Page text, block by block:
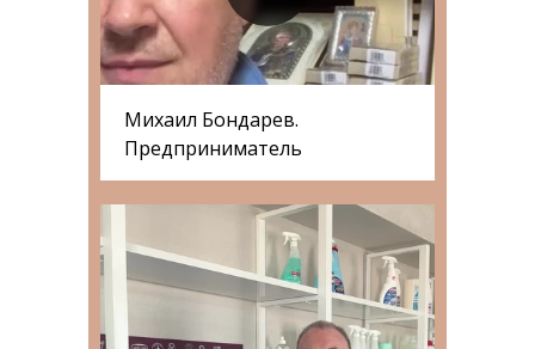
Михаил Бондарев.
Предприниматель